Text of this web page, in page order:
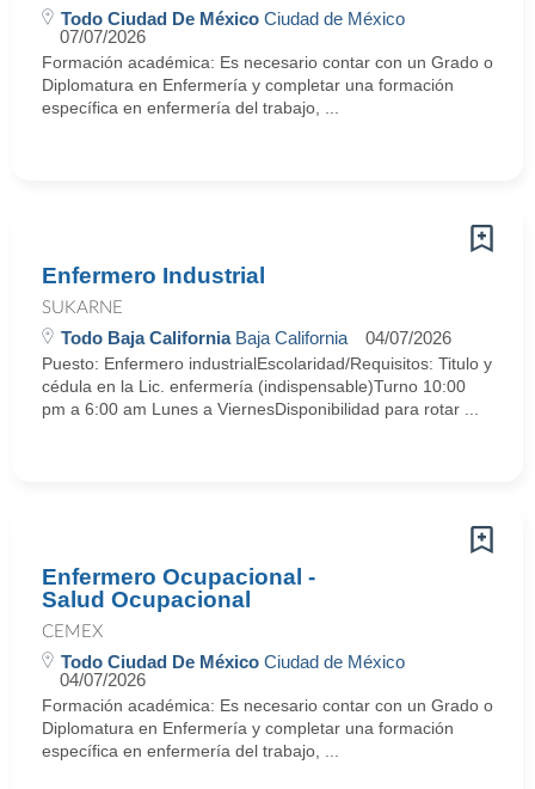
Todo Ciudad De México Ciudad de México
07/07/2026
Formación académica: Es necesario contar con un Grado o
Diplomatura en Enfermería y completar una formación
específica en enfermería del trabajo, ...
Enfermero Industrial
SUKARNE
Todo Baja CaliforniaBaja California 04/07/2026
Puesto: Enfermero industrialEscolaridad/Requisitos: Titulo y
cédula en la Lic. enfermería (indispensable)Turno 10:00
pm a 6:00 am Lunes a ViernesDisponibilidad para rotar ...
Enfermero Ocupacional -
Salud Ocupacional
CEMEX
Todo Ciudad De México Ciudad de México
04/07/2026
Formación académica: Es necesario contar con un Grado o
Diplomatura en Enfermería y completar una formación
específica en enfermería del trabajo, ...